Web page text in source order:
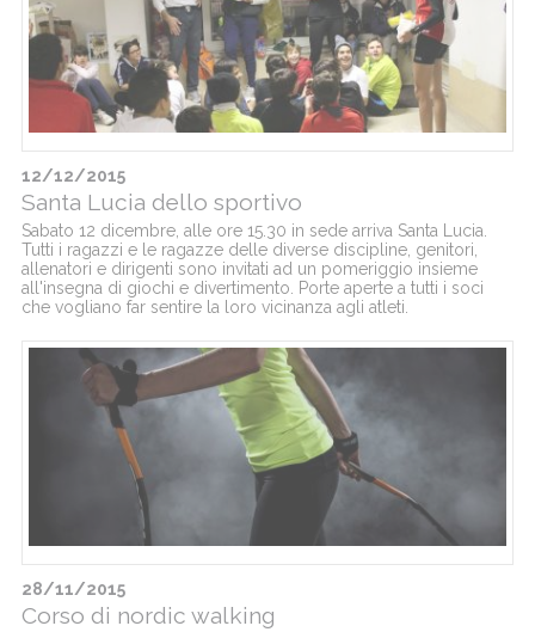
12/12/2015
Santa Lucia dello sportivo
Sabato 12 dicembre, alle ore 15.30 in sede arriva Santa Lucia.
Tutti i ragazzi e le ragazze delle diverse discipline, genitori,
allenatori e dirigenti sono invitati ad un pomeriggio insieme
all'insegna di giochi e divertimento. Porte aperte a tutti i soci
che vogliano far sentire la loro vicinanza agli atleti.
28/11/2015
Corso di nordic walking